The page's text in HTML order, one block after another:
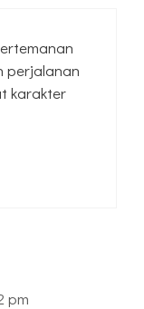
perjalanan
karakter
pm